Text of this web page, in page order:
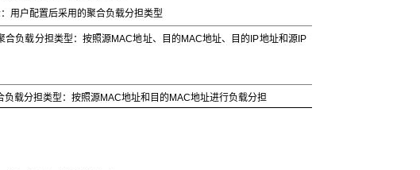
用户配置后采用的聚合负载分担类型
合负载分担类型：按照源MAC地址、目的MAC地址、目的IP地址和源IP
负载分担类型：按照源MAC地址和目的MAC地址进行负载分担